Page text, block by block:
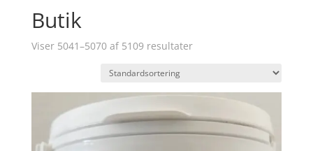
Butik
Viser 5041–5070 af 5109 resultater